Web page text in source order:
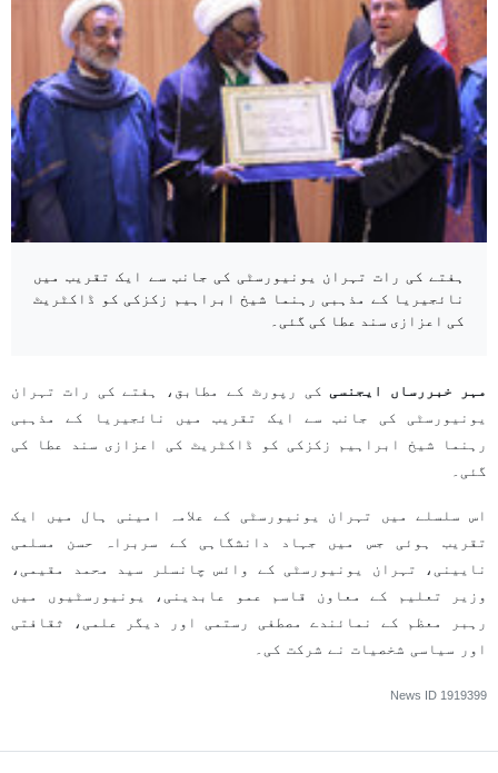
ہفتے کی رات تہران یونیورسٹی کی جانب سے ایک تقریب میں
نائجیریا کے مذہبی رہنما شیخ ابراہیم زکزکی کو ڈاکٹریٹ
کی اعزازی سند عطا کی گئی۔
مہر خبررساں ایجنسی کی رپورٹ کے مطابق، ہفتے کی رات تہران
یونیورسٹی کی جانب سے ایک تقریب میں نائجیریا کے مذہبی
رہنما شیخ ابراہیم زکزکی کو ڈاکٹریٹ کی اعزازی سند عطا کی
گئی۔
اس سلسلے میں تہران یونیورسٹی کے علامہ امینی ہال میں ایک
تقریب ہوئی جس میں جہاد دانشگاہی کے سربراہ حسن مسلمی
نایینی، تہران یونیورسٹی کے وائس چانسلر سید محمد مقیمی،
وزیر تعلیم کے معاون قاسم عمو عابدینی، یونیورسٹیوں میں
رہبر معظم کے نمائندے مصطفی رستمی اور دیگر علمی، ثقافتی
اور سیاسی شخصیات نے شرکت کی۔
News ID 1919399